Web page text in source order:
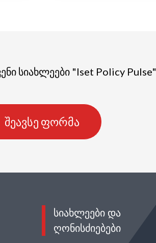
სიახლეები "Iset Policy Pulse"
შეავსე ფორმა
ᲡᲘᲐᲮᲚᲔᲔᲑᲘ ᲓᲐ
ᲦᲝᲜᲘᲡᲫᲘᲔᲑᲔᲑᲘ